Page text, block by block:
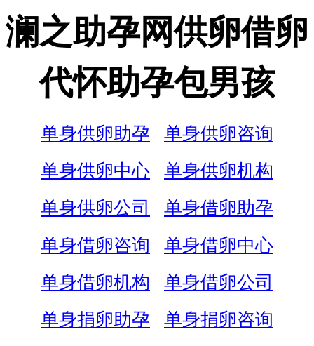
澜之助孕网供卵借卵
代怀助孕包男孩
单身供卵助孕
单身供卵咨询
单身供卵中心
单身供卵机构
单身供卵公司
单身借卵助孕
单身借卵咨询
单身借卵中心
单身借卵机构
单身借卵公司
单身捐卵助孕
单身捐卵咨询